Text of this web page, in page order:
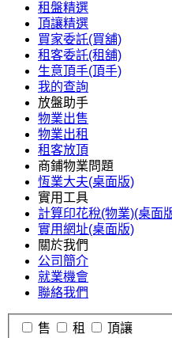
租盤精選
頂讓精選
買家委託(買舖)
租客委託(租舖)
生意頂手(頂手)
我的查詢
放盤助手
物業出售
物業出租
租客放頂
商鋪物業問題
恆業大夫(桌面版)
實用工具
計算印花稅(物業)(桌面
實用網址(桌面版)
關於我們
公司簡介
就業機會
聯絡我們
售 租 頂讓